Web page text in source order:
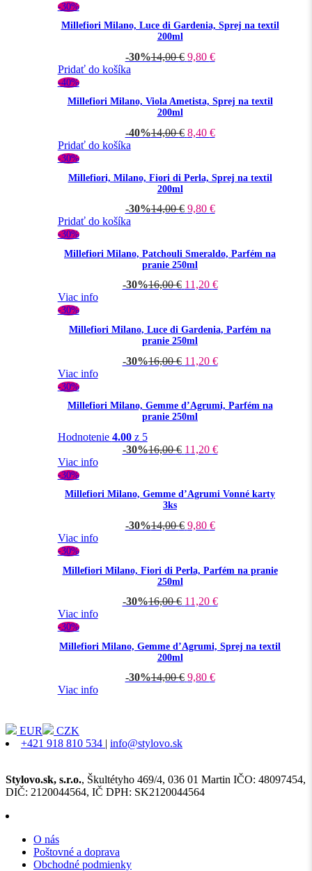
-30%
Millefiori Milano, Luce di Gardenia, Sprej na textil
200ml
-30%14,00€ 9,80 €
Pridať do košíka
-40%
Millefiori Milano, Viola Ametista, Sprej na textil
200ml
-40%14,00€ 8,40 €
Pridať do košíka
-30%
Millefiori, Milano, Fiori di Perla, Sprej na textil
200ml
-30%14,00€ 9,80 €
Pridať do košíka
-30%
Millefiori Milano, Patchouli Smeraldo, Parfém na
pranie 250ml
-30%16,00€ 11,20 €
Viac info
-30%
Millefiori Milano, Luce di Gardenia, Parfém na
pranie 250ml
-30%16,00€ 11,20 €
Viac info
-30%
Millefiori Milano, Gemme d’Agrumi, Parfém na
pranie 250ml
Hodnotenie 4.00z 5
-30%16,00€ 11,20 €
Viac info
-30%
Millefiori Milano, Gemme d’Agrumi Vonné karty
3ks
-30%14,00€ 9,80 €
Viac info
-30%
Millefiori Milano, Fiori di Perla, Parfém na pranie
250ml
-30%16,00€ 11,20 €
Viac info
-30%
Millefiori Milano, Gemme d’Agrumi, Sprej na textil
200ml
-30%14,00€ 9,80 €
Viac info
EUR
CZK
+421 918 810 534 | info@stylovo.sk
Stylovo.sk, s.r.o., Škultétyho 469/4, 036 01 Martin IČO: 48097454,
DIČ: 2120044564, IČ DPH: SK2120044564
O nás
Poštovné a doprava
Obchodné podmienky